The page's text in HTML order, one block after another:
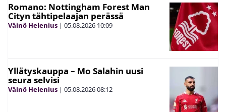
Romano: Nottingham Forest Man
Cityn tähtipelaajan perässä
Väinö Helenius | 05.08.2026 10:09
Yllätyskauppa – Mo Salahin uusi
seura selvisi
Väinö Helenius | 05.08.202608:12